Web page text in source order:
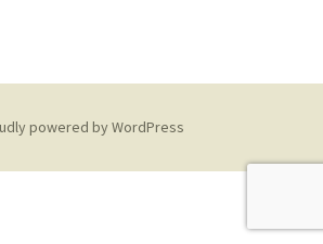
powered by WordPress